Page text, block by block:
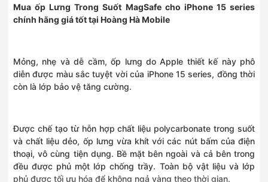
Muaốp Lưng Trong Suốt MagSafe cho iPhone 15 series
chính hãng giá tốt tại Hoàng Hà Mobile
Mỏng, nhẹ và dễ cầm, ốp lưng do Apple thiết kế này phô
diễn được màu sắc tuyệt vời của iPhone 15 series, đồng thời
còn là lớp bảo vệ tăng cường.
Được chế tạo từ hỗn hợp chất liệu polycarbonate trong suốt
và chất liệu dẻo, ốp lưng vừa khít với các nút bấm của điện
thoại, vô cùng tiện dụng. Bề mặt bên ngoài và cả bên trong
đều được phủ một lớp chống trầy. Toàn bộ vật liệu và lớp
phủ được tối ưu hóa để không ngả vàng theo thời gian.